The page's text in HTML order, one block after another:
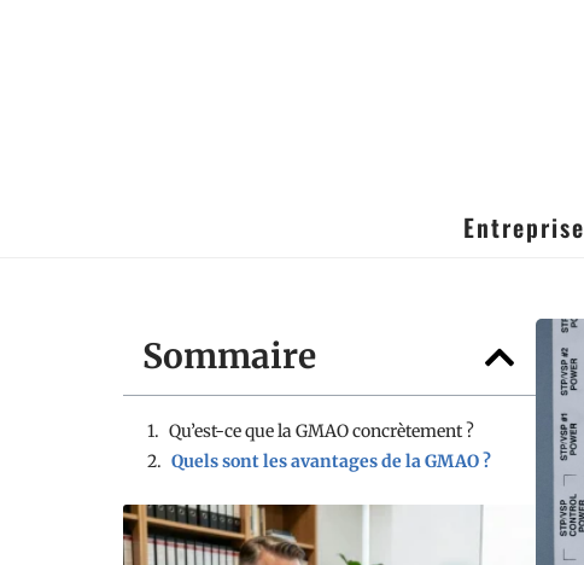
Entreprise
Sommaire
Qu’est-ce que la GMAO concrètement ?
Quels sont les avantages de la GMAO ?